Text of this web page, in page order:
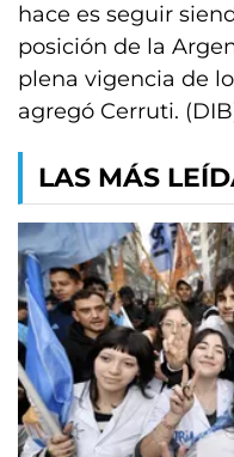
hace es seguir
posición de la
plena vigencia de
agregó Cerruti.
LAS MÁS